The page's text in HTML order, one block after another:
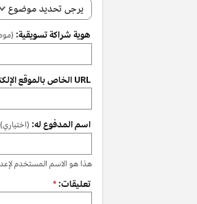
يرجى تحديد موضوع
هوية شراكة تسويقية:
URL الخاص بالموقع الإلكتروني:
اسم المدفوع له: (اختياري)
هذا هو الاسم المستخدم
تعليقات:*